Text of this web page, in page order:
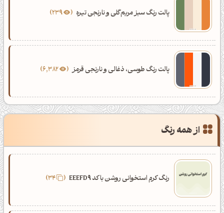
پالت رنگ سبز مریم‌گلی و نارنجی تیره 239
پالت رنگ طوسی، ذغالی و نارنجی قرمز 6,382
از همه رنگ
رنگ کرم استخوانی روشن با کد EEEFD9 34